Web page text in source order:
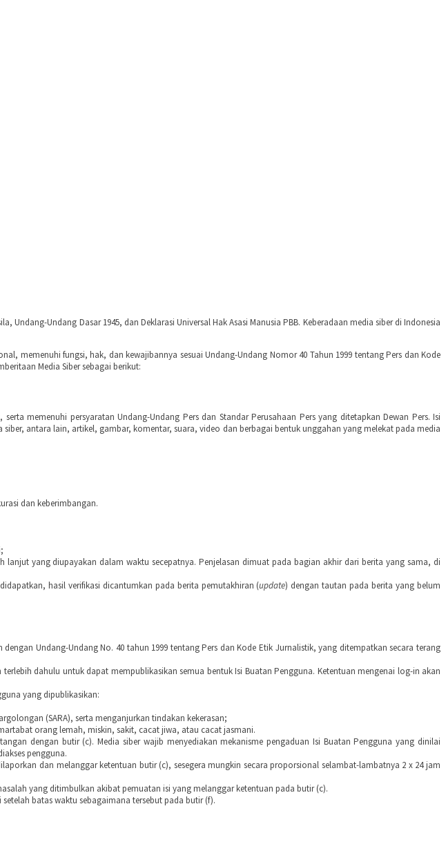
Undang Dasar 1945, dan Deklarasi Universal Hak Asasi Manusia PBB. Keberadaan media siber di Indonesia
memenuhi fungsi, hak, dan kewajibannya sesuai Undang-Undang Nomor 40 Tahun 1999 tentang Pers dan Kode
Media Siber sebagai berikut:
memenuhi persyaratan Undang-Undang Pers dan Standar Perusahaan Pers yang ditetapkan Dewan Pers. Isi
antara lain, artikel, gambar, komentar, suara, video dan berbagai bentuk unggahan yang melekat pada media
dan keberimbangan.
yang diupayakan dalam waktu secepatnya. Penjelasan dimuat pada bagian akhir dari berita yang sama, di
hasil verifikasi dicantumkan pada berita pemutakhiran (update) dengan tautan pada berita yang belum
Undang-Undang No. 40 tahun 1999 tentang Pers dan Kode Etik Jurnalistik, yang ditempatkan secara terang
dahulu untuk dapat mempublikasikan semua bentuk Isi Buatan Pengguna. Ketentuan mengenai log-in akan
yang dipublikasikan:
(SARA), serta menganjurkan tindakan kekerasan;
orang lemah, miskin, sakit, cacat jiwa, atau cacat jasmani.
dengan butir (c). Media siber wajib menyediakan mekanisme pengaduan Isi Buatan Pengguna yang dinilai
pengguna.
dan melanggar ketentuan butir (c), sesegera mungkin secara proporsional selambat-lambatnya 2 x 24 jam
yang ditimbulkan akibat pemuatan isi yang melanggar ketentuan pada butir (c).
batas waktu sebagaimana tersebut pada butir (f).